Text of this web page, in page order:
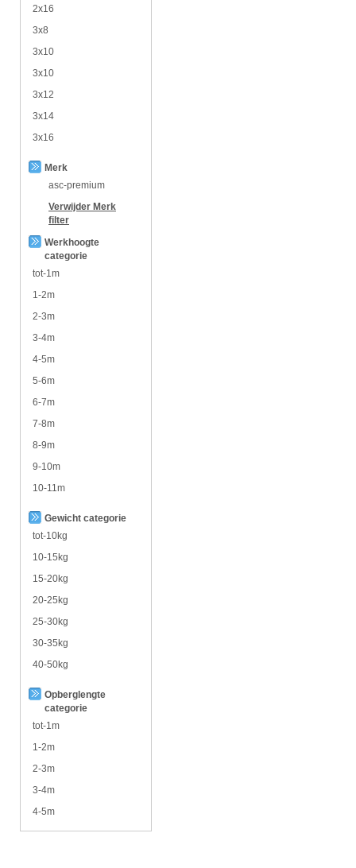
2x16
3x8
3x10
3x10
3x12
3x14
3x16
Merk
asc-premium
Verwijder Merk
filter
Werkhoogte
categorie
tot-1m
1-2m
2-3m
3-4m
4-5m
5-6m
6-7m
7-8m
8-9m
9-10m
10-11m
Gewicht categorie
tot-10kg
10-15kg
15-20kg
20-25kg
25-30kg
30-35kg
40-50kg
Opberglengte
categorie
tot-1m
1-2m
2-3m
3-4m
4-5m